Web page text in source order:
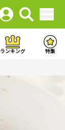
ランキング 特集